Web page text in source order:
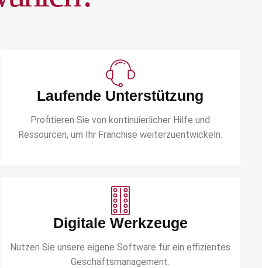
Laufende Unterstützung
Profitieren Sie von kontinuierlicher Hilfe und
Ressourcen, um Ihr Franchise weiterzuentwickeln.
Digitale Werkzeuge
Nutzen Sie unsere eigene Software für ein effizientes
Geschäftsmanagement.